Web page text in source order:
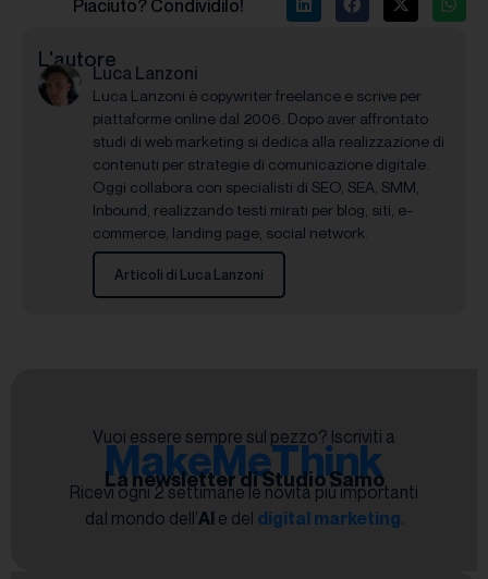
Piaciuto? Condividilo!
L'autore
Luca Lanzoni
Luca Lanzoni è copywriter freelance e scrive per
piattaforme online dal 2006. Dopo aver affrontato
studi di web marketing si dedica alla realizzazione di
contenuti per strategie di comunicazione digitale.
Oggi collabora con specialisti di SEO, SEA, SMM,
Inbound, realizzando testi mirati per blog, siti, e-
commerce, landing page, social network.
Articoli di Luca Lanzoni
Vuoi essere sempre sul pezzo? Iscriviti a
MakeMeThink
La newsletter di Studio Samo
Ricevi ogni 2 settimane le novità più importanti
dal mondo dell’AI e del digital marketing.